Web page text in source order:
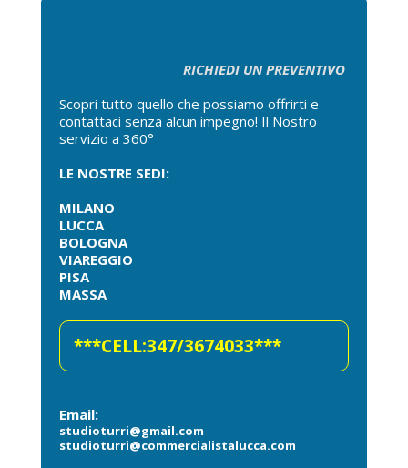
RICHIEDI UN PREVENTIVO
Scopri tutto quello che possiamo offrirti e
contattaci senza alcun impegno! Il Nostro
servizio a 360°
LE NOSTRE SEDI:
MILANO
LUCCA
BOLOGNA
VIAREGGIO
PISA
MASSA
***CELL:347/3674033***
Email:
studioturri@gmail.com
studioturri@commercialistalucca.com